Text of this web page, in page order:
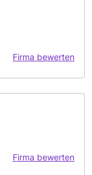
Firma bewerten
Firma bewerten